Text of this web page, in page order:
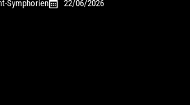
Symphorien 22/06/2026